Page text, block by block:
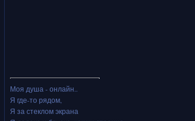
Моя душа - онлайн..
Я где-то рядом,
Я за стеклом экрана